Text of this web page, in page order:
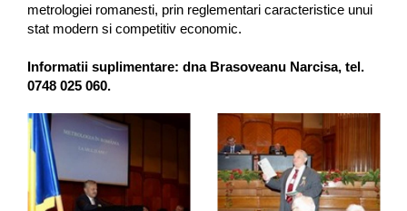
metrologiei romanesti, prin reglementari caracteristice unui
stat modern si competitiv economic.
Informatii suplimentare: dna Brasoveanu Narcisa, tel.
0748 025 060.